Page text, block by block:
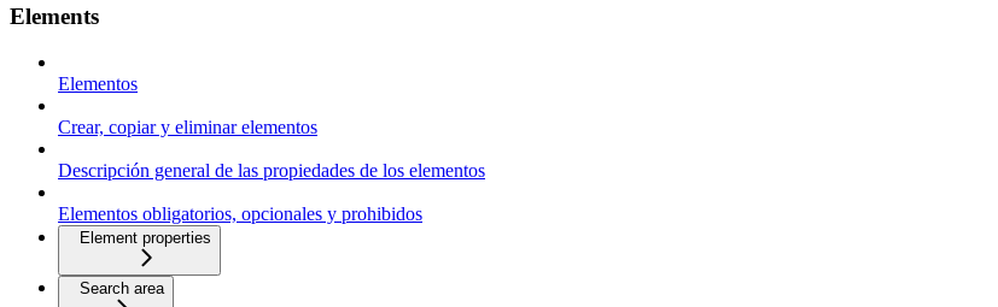
Elements
Elementos
Crear, copiar y eliminar elementos
Descripción general de las propiedades de los elementos
Elementos obligatorios, opcionales y prohibidos
Element properties
Search area